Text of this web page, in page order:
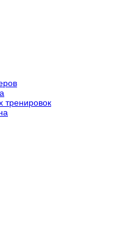
тренировок